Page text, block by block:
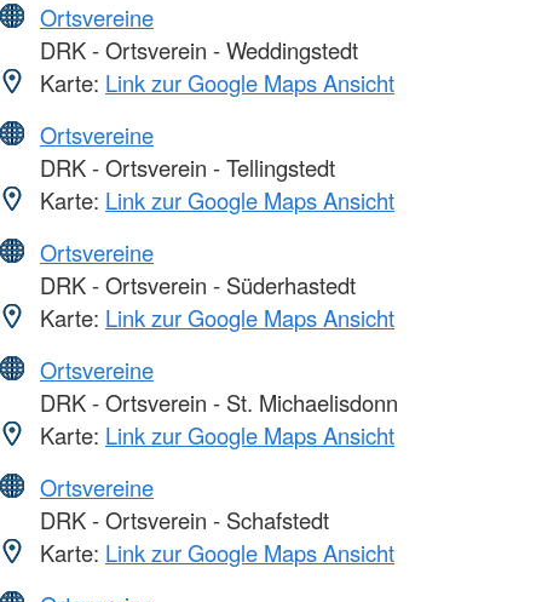
Ortsvereine
DRK - Ortsverein - Weddingstedt
Karte: Link zur Google Maps Ansicht
Ortsvereine
DRK - Ortsverein - Tellingstedt
Karte: Link zur Google Maps Ansicht
Ortsvereine
DRK - Ortsverein - Süderhastedt
Karte: Link zur Google Maps Ansicht
Ortsvereine
DRK - Ortsverein - St. Michaelisdonn
Karte: Link zur Google Maps Ansicht
Ortsvereine
DRK - Ortsverein - Schafstedt
Karte: Link zur Google Maps Ansicht